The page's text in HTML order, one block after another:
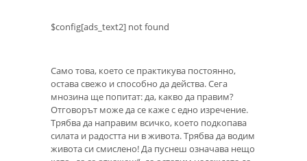
$config[ads_text2] not found
Само това, което се практикува постоянно,
остава свежо и способно да действа. Сега
мнозина ще попитат: да, какво да правим?
Отговорът може да се каже с едно изречение.
Трябва да направим всичко, което подкопава
силата и радостта ни в живота. Трябва да водим
живота си смислено! Да пуснеш означава нещо